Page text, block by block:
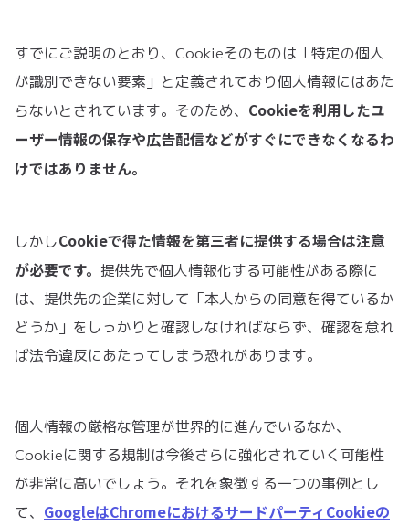
すでにご説明のとおり、Cookieそのものは「特定の個人
が識別できない要素」と定義されており個人情報にはあた
らないとされています。そのため、 Cookieを利用したユ
ーザー情報の保存や広告配信などがすぐにできなくなるわ
けではありません。
しかしCookieで得た情報を第三者に提供する場合は注意
が必要です。 提供先で個人情報化する可能性がある際に
は、提供先の企業に対して「本人からの同意を得ているか
どうか」をしっかりと確認しなければならず、確認を怠れ
ば法令違反にあたってしまう恐れがあります。
個人情報の厳格な管理が世界的に進んでいるなか、
Cookieに関する規制は今後さらに強化されていく可能性
が非常に高いでしょう。それを象徴する一つの事例とし
て、 GoogleはChromeにおけるサードパーティCookieの